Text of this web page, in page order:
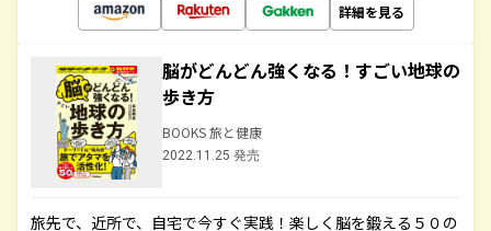
詳細を見る
脳がどんどん強くなる！すごい地球の
歩き方
BOOKS 旅と健康
2022.11.25 発売
旅先で、近所で、自宅で今すぐ実践！楽しく脳を鍛える５０の